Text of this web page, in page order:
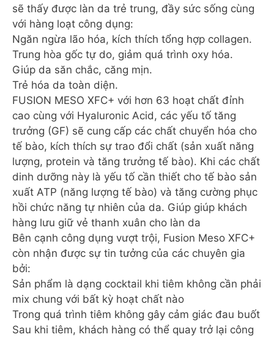
sẽ thấy được làn da trẻ trung, đầy sức sống cùng
với hàng loạt công dụng:
Ngăn ngừa lão hóa, kích thích tổng hợp collagen.
Trung hòa gốc tự do, giảm quá trình oxy hóa.
Giúp da săn chắc, căng mịn.
Trẻ hóa da toàn diện.
FUSION MESO XFC+ với hơn 63 hoạt chất đỉnh
cao cùng với Hyaluronic Acid, các yếu tố tăng
trưởng (GF) sẽ cung cấp các chất chuyển hóa cho
tế bào, kích thích sự trao đổi chất (sản xuất năng
lượng, protein và tăng trưởng tế bào). Khi các chất
dinh dưỡng này là yếu tố cần thiết cho tế bào sản
xuất ATP (năng lượng tế bào) và tăng cường phục
hồi chức năng tự nhiên của da. Giúp giúp khách
hàng lưu giữ vẻ thanh xuân cho làn da
Bên cạnh công dụng vượt trội, Fusion Meso XFC+
còn nhận được sự tin tưởng của các chuyên gia
bởi:
Sản phẩm là dạng cocktail khi tiêm không cần phải
mix chung với bất kỳ hoạt chất nào
Trong quá trình tiêm không gây cảm giác đau buốt
Sau khi tiêm, khách hàng có thể quay trở lại công